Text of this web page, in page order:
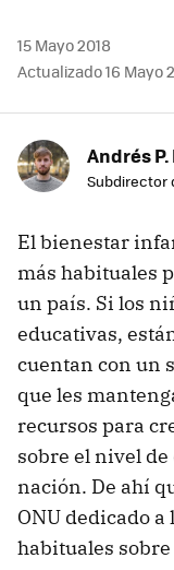
15 Mayo 2018
Actualizado 16 Mayo
Andrés
Subdirector
El bienestar
más habituales
un país. Si los
educativas,
cuentan con un
que les
recursos para
sobre el nivel
nación. De ahí
ONU dedicado
habituales sobre